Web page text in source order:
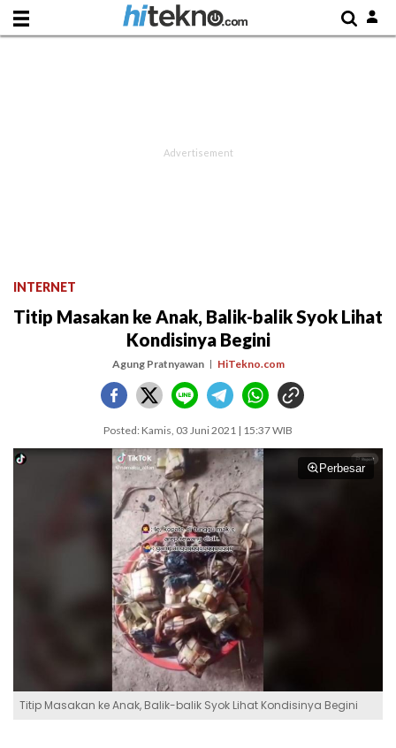
INTERNET
Titip Masakan ke Anak, Balik-balik Syok Lihat
Kondisinya Begini
Agung Pratnyawan HiTekno.com
Posted: Kamis, 03 Juni 2021 | 15:37 WIB
Perbesar
Titip Masakan ke Anak, Balik-balik Syok Lihat Kondisinya Begini